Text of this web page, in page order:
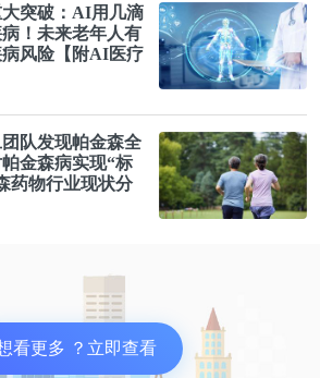
年客群面对养老金融产品呈现出
点。
了中老年使用移动应用的场景，
碎片化的广场舞参与个人“呼朋引
突破：AI用几滴
！未来老年人有
风险【附AI医疗
团队发现帕金森全
金森病实现“标
药物行业现状分
看更多 ？立即查看